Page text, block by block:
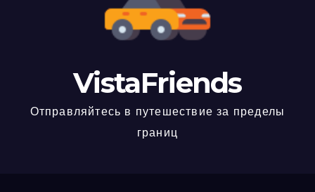
VistaFriends
Отправляйтесь в путешествие за пределы
границ